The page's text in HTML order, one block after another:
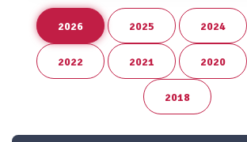
2026 2025 2024
2022 2021 2020
2018